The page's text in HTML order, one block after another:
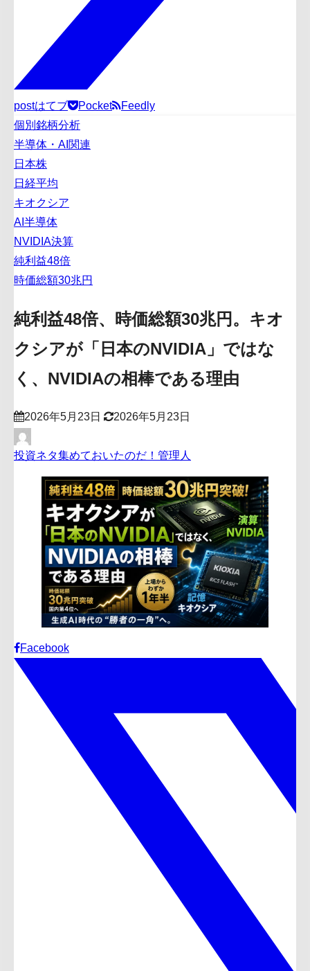
postはてブ Pocket
Feedly
個別銘柄分析
半導体・AI関連
日本株
日経平均
キオクシア
AI半導体
NVIDIA決算
純利益48倍
時価総額30兆円
純利益48倍、時価総額30兆円。キオ
クシアが「日本のNVIDIA」ではな
く、NVIDIAの相棒である理由
2026年5月23日 2026年5月23日
投資ネタ集めておいたのだ！管理人
Facebook